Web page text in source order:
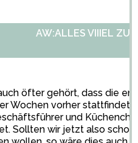
AW:ALLES VIIIEL ZU
öfter gehört, dass die
Wochen vorher stattfindet;
und
Sollten wir jetzt also